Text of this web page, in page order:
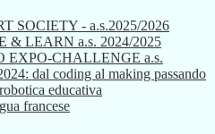
SOCIETY - a.s.2025/2026
& LEARN a.s. 2024/2025
EXPO-CHALLENGE a.s.
dal coding al making passando
educativa
francese